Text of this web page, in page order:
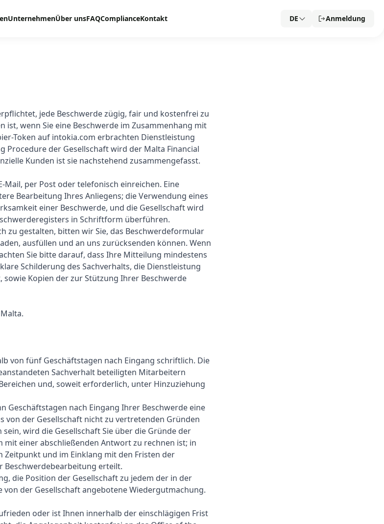
UnternehmenÜber unsFAQComplianceKontakt DE Anmeldung
jede Beschwerde zügig, fair und kostenfrei zu
ist, wenn Sie eine Beschwerde im Zusammenhang mit
Token auf intokia.com erbrachten Dienstleistung
der Gesellschaft wird der Malta Financial
Kunden ist sie nachstehend zusammengefasst.
Mail, per Post oder telefonisch einreichen. Eine
Bearbeitung Ihres Anliegens; die Verwendung eines
einer Beschwerde, und die Gesellschaft wird
in Schriftform überführen.
zu gestalten, bitten wir Sie, das Beschwerdeformular
ausfüllen und an uns zurücksenden können. Wenn
Sie bitte darauf, dass Ihre Mitteilung mindestens
Schilderung des Sachverhalts, die Dienstleistung
Kopien der zur Stützung Ihrer Beschwerde
von fünf Geschäftstagen nach Eingang schriftlich. Die
Sachverhalt beteiligten Mitarbeitern
und, soweit erforderlich, unter Hinzuziehung
Geschäftstagen nach Eingang Ihrer Beschwerde eine
von der Gesellschaft nicht zu vertretenden Gründen
wird die Gesellschaft Sie über die Gründe der
einer abschließenden Antwort zu rechnen ist; in
und im Einklang mit den Fristen der
Beschwerdebearbeitung erteilt.
die Position der Gesellschaft zu jedem der in der
der Gesellschaft angebotene Wiedergutmachung.
oder ist Ihnen innerhalb der einschlägigen Frist